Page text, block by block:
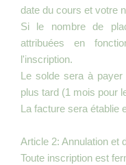
date du cours et votre
Si le nombre de
attribuées en
l'inscription.
Le solde sera à
plus tard (1 mois pour
La facture sera établie
Article 2: Annulation et
Toute inscription est